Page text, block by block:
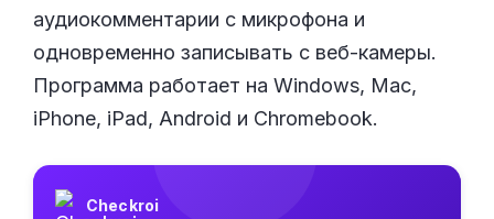
аудиокомментарии с микрофона и
одновременно записывать с веб-камеры.
Программа работает на Windows, Mac,
iPhone, iPad, Android и Chromebook.
Checkroi